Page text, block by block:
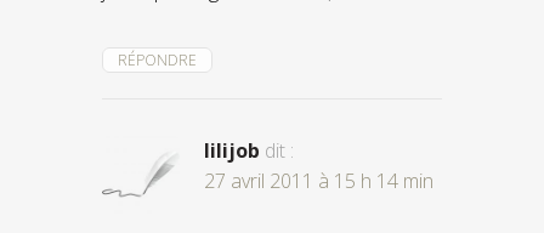
RÉPONDRE
lilijob dit :
27 avril 2011 à 15 h 14 min